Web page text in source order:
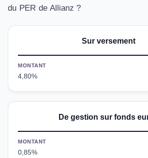
du PER de Allianz ?
Sur versement
MONTANT
4,80%
De gestion sur fonds
MONTANT
0,85%